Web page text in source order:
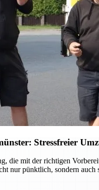
Stressfreier
die mit der richtigen
nur pünktlich, sondern